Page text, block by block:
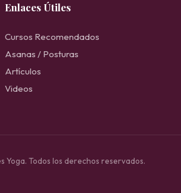
Enlaces Útiles
Cursos Recomendados
Asanas / Posturas
Artículos
Videos
Yoga. Todos los derechos reservados.